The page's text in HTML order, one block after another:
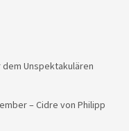
Unspektakulären
– Cidre von Philipp